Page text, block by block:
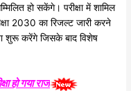
हो सकेंगे। परीक्षा में शामिल
2030 का रिजल्ट जारी करने
शुरू करेंगे जिसके बाद विशेष
हो गया राज